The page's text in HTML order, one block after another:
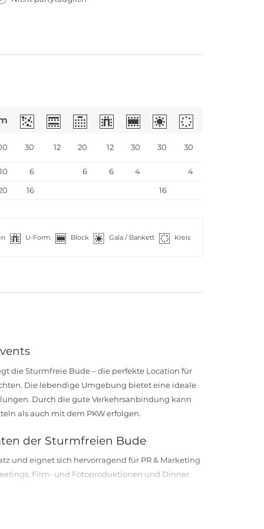
30 12 20 12 30 30 30
10 6 6 6 4
4
16 16
U-Form Block Gala / Bankett Kreis
die Sturmfreie Bude – die perfekte Location für
Die lebendige Umgebung bietet eine ideale
Durch die gute Verkehrsanbindung kann
als auch mit dem PKW erfolgen.
der Sturmfreien Bude
und eignet sich hervorragend für PR & Marketing
Film- und Fotoproduktionen und Dinner